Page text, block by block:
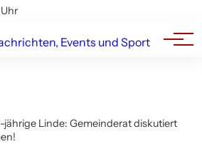
Linde: Gemeinderat diskutiert